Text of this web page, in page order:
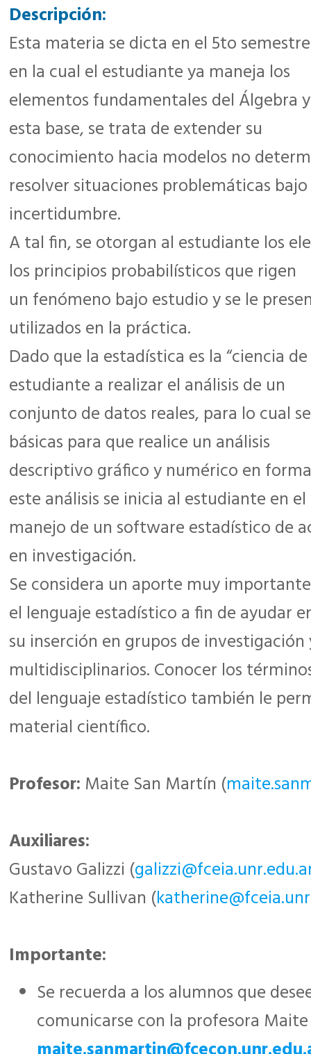
Descripción:
Esta materia se dicta en el 5to
en la cual el estudiante ya maneja los
elementos fundamentales del Álgebra
esta base, se trata de extender su
conocimiento hacia modelos no
resolver situaciones problemáticas bajo
incertidumbre.
A tal fin, se otorgan al estudiante los
los principios probabilísticos que rigen
un fenómeno bajo estudio y se le
utilizados en la práctica.
Dado que la estadística es la “ciencia
estudiante a realizar el análisis de un
conjunto de datos reales, para lo cual
básicas para que realice un análisis
descriptivo gráfico y numérico en
este análisis se inicia al estudiante en el
manejo de un software estadístico de
en investigación.
Se considera un aporte muy
el lenguaje estadístico a fin de ayudar
su inserción en grupos de
multidisciplinarios. Conocer los
del lenguaje estadístico también le
material científico.
Profesor: Maite San Martín (
Auxiliares:
Gustavo Galizzi (
Katherine Sullivan (
Importante:
Se recuerda a los alumnos que
comunicarse con la profesora